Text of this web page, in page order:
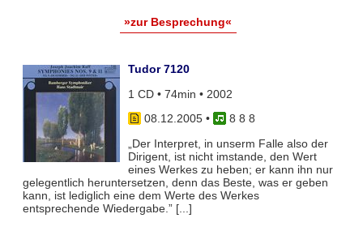
»zur Besprechung«
Tudor 7120
1 CD • 74min • 2002
08.12.2005•
8 8 8
„Der Interpret, in unserm Falle also der
Dirigent, ist nicht imstande, den Wert
eines Werkes zu heben; er kann ihn nur
gelegentlich heruntersetzen, denn das Beste, was er geben
kann, ist lediglich eine dem Werte des Werkes
entsprechende Wiedergabe.” [...]